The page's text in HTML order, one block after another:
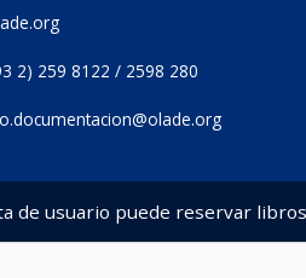
2) 259 8122 / 2598 280
de usuario puede reservar